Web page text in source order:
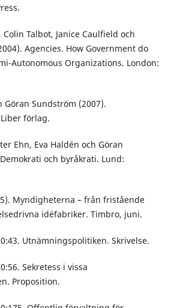
Talbot, Janice Caulfield och
Agencies. How Government do
Autonomous Organizations. London:
Göran Sundström (2007).
förlag.
Ehn, Eva Haldén och Göran
och byråkrati. Lund:
Myndigheterna – från fristående
idéfabriker. Timbro, juni.
Utnämningspolitiken. Skrivelse.
Sekretess i vissa
Proposition.